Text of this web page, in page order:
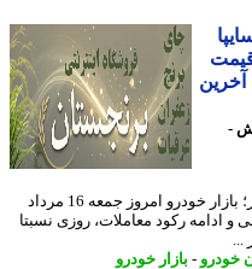
به گزارش پایگاه خبری تحلیلی اندیشه معاصر؛ بازار خودرو امروز جمعه 16 مرداد
رکود معاملات، روزی نسبتا
-بازار خودرو